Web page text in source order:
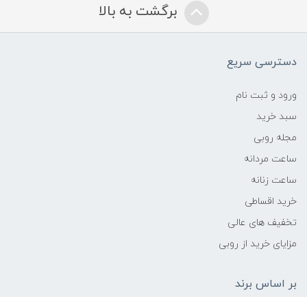
برگشت به بالا
دسترسی سریع
ورود و ثبت نام
سبد خرید
مجله روبی
ساعت مردانه
ساعت زنانه
خرید اقساطی
تخفیف های عالی
مزایای خرید از روبی
بر اساس برند